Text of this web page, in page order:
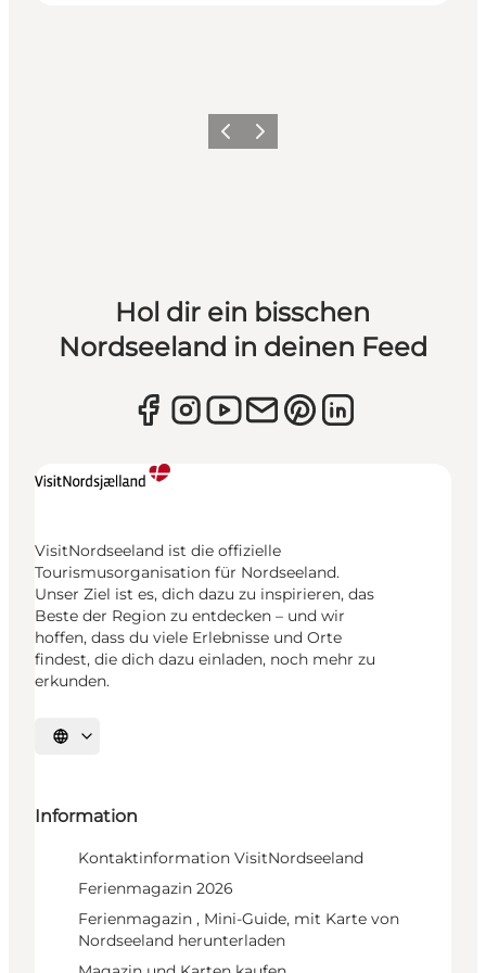
ZurückWeiter
Hol dir ein bisschen
Nordseeland in deinen Feed
VisitNordseeland ist die offizielle
Tourismusorganisation für Nordseeland.
Unser Ziel ist es, dich dazu zu inspirieren, das
Beste der Region zu entdecken – und wir
hoffen, dass du viele Erlebnisse und Orte
findest, die dich dazu einladen, noch mehr zu
erkunden.
Sprache auswählen
Information
Kontaktinformation VisitNordseeland
Ferienmagazin 2026
Ferienmagazin , Mini-Guide, mit Karte von
Nordseeland herunterladen